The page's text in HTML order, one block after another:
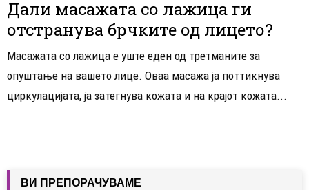
Дали масажата со лажица ги
отстранува брчките од лицето?
Масажата со лажица е уште еден од третманите за
опуштање на вашето лице. Оваа масажа ја поттикнува
циркулацијата, ја затегнува кожата и на крајот кожата...
ВИ ПРЕПОРАЧУВАМЕ